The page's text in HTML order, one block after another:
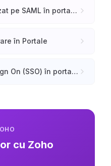
Configurarea SSO bazat pe SAML în portalurile CRM
în Portale
SAML based Single Sign On (SSO) în portalurile CRM - Prezentare generală
cu Zoho